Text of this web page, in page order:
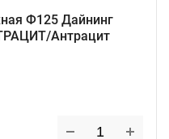
Ф125 Дайнинг
Антрацит